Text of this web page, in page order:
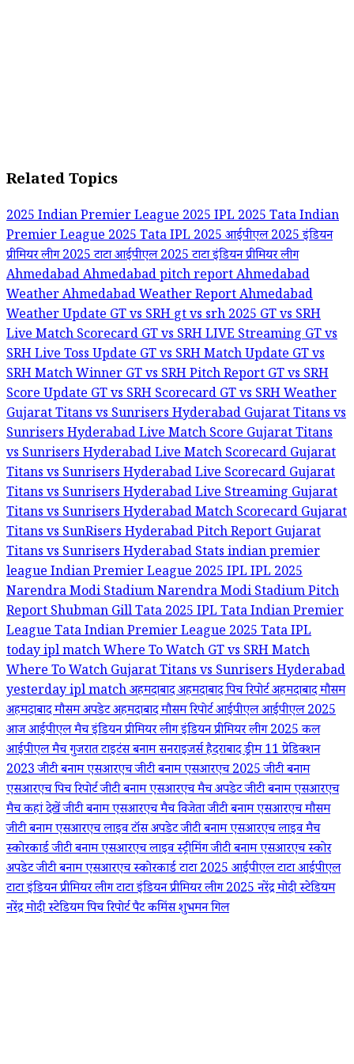
Related Topics
2025 Indian Premier League2025 IPL2025 Tata Indian
Premier League2025 Tata IPL2025 आईपीएल2025 इंडियन
प्रीमियर लीग2025 टाटा आईपीएल2025 टाटा इंडियन प्रीमियर लीग
AhmedabadAhmedabad pitch reportAhmedabad
WeatherAhmedabad Weather ReportAhmedabad
Weather UpdateGT vs SRHgt vs srh 2025GT vs SRH
Live Match ScorecardGT vs SRH LIVE StreamingGT vs
SRH Live Toss UpdateGT vs SRH Match UpdateGT vs
SRH Match WinnerGT vs SRH Pitch ReportGT vs SRH
Score UpdateGT vs SRH ScorecardGT vs SRH Weather
Gujarat Titans vs Sunrisers HyderabadGujarat Titans vs
Sunrisers Hyderabad Live Match ScoreGujarat Titans
vs Sunrisers Hyderabad Live Match ScorecardGujarat
Titans vs Sunrisers Hyderabad Live ScorecardGujarat
Titans vs Sunrisers Hyderabad Live StreamingGujarat
Titans vs Sunrisers Hyderabad Match ScorecardGujarat
Titans vs SunRisers Hyderabad Pitch ReportGujarat
Titans vs Sunrisers Hyderabad Statsindian premier
leagueIndian Premier League 2025IPLIPL 2025
Narendra Modi StadiumNarendra Modi Stadium Pitch
ReportShubman GillTata 2025 IPLTata Indian Premier
LeagueTata Indian Premier League 2025Tata IPL
today ipl matchWhere To Watch GT vs SRH Match
Where To Watch Gujarat Titans vs Sunrisers Hyderabad
yesterday ipl matchअहमदाबादअहमदाबाद पिच रिपोर्टअहमदाबाद मौसम
अहमदाबाद मौसम अपडेटअहमदाबाद मौसम रिपोर्टआईपीएलआईपीएल 2025
आज आईपीएल मैचइंडियन प्रीमियर लीगइंडियन प्रीमियर लीग 2025कल
आईपीएल मैचगुजरात टाइटंस बनाम सनराइजर्स हैदराबाद ड्रीम 11 प्रेडिक्शन
2023जीटी बनाम एसआरएचजीटी बनाम एसआरएच 2025जीटी बनाम
एसआरएच पिच रिपोर्टजीटी बनाम एसआरएच मैच अपडेटजीटी बनाम एसआरएच
मैच कहां देखेंजीटी बनाम एसआरएच मैच विजेताजीटी बनाम एसआरएच मौसम
जीटी बनाम एसआरएच लाइव टॉस अपडेटजीटी बनाम एसआरएच लाइव मैच
स्कोरकार्डजीटी बनाम एसआरएच लाइव स्ट्रीमिंगजीटी बनाम एसआरएच स्कोर
अपडेटजीटी बनाम एसआरएच स्कोरकार्डटाटा 2025 आईपीएलटाटा आईपीएल
टाटा इंडियन प्रीमियर लीगटाटा इंडियन प्रीमियर लीग 2025नरेंद्र मोदी स्टेडियम
नरेंद्र मोदी स्टेडियम पिच रिपोर्टपैट कमिंसशुभमन गिल